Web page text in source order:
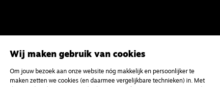
Wij maken gebruik van cookies
Om jouw bezoek aan onze website nóg makkelijk en persoonlijker te
maken zetten we cookies (en daarmee vergelijkbare technieken) in. Met